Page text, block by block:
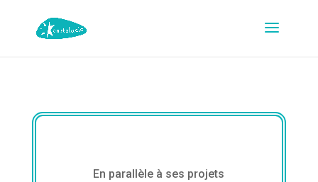
En parallèle à ses projets